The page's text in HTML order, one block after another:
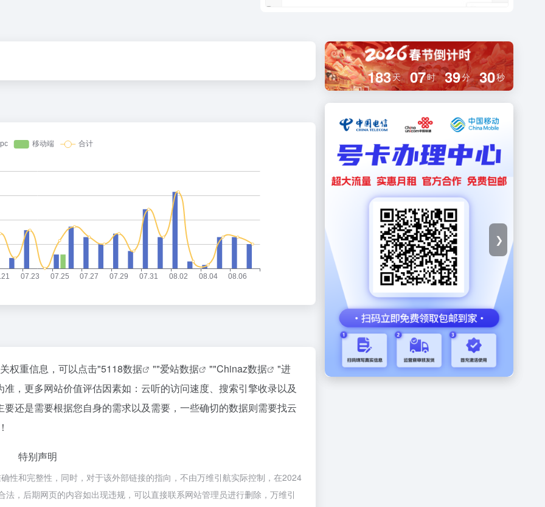
权重信息，可以点击"5118数据 ""爱站数据 ""Chinaz数据
"进
，更多网站价值评估因素如：云听的访问速度、搜索引擎收录以及
还是需要根据您自身的需求以及需要，一些确切的数据则需要找云
特别声明
性和完整性，同时，对于该外部链接的指向，不由万维引航实际控制，在2024
，后期网页的内容如出现违规，可以直接联系网站管理员进行删除，万维引
183天 07时 39分 29秒
❯